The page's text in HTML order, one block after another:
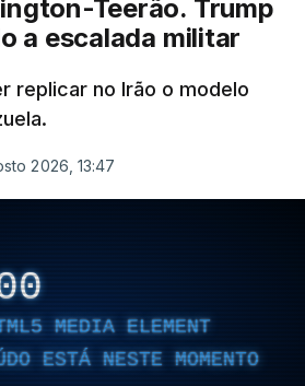
Teerão. Trump
a escalada militar
replicar no Irão o modelo
2026, 13:47
MEDIA ELEMENT
ESTÁ NESTE MOMENTO